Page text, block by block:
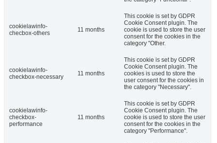
cookielawinfo-
checbox-others
11 months
This cookie is set by GDPR
Cookie Consent plugin. The
cookie is used to store the user
consent for the cookies in the
category "Other.
cookielawinfo-
checkbox-necessary
11 months
This cookie is set by GDPR
Cookie Consent plugin. The
cookies is used to store the
user consent for the cookies in
the category "Necessary".
cookielawinfo-
checkbox-
performance
11 months
This cookie is set by GDPR
Cookie Consent plugin. The
cookie is used to store the user
consent for the cookies in the
category "Performance".